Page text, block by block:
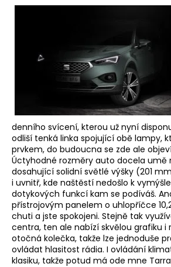
denního svícení, kterou už nyní
odliší tenká linka spojující obě lampy,
prvkem, do budoucna se zde ale
Úctyhodné rozměry auto docela umě
dosahující solidní světlé výšky (201
i uvnitř, kde naštěstí nedošlo k
dotykových funkcí kam se podíváš.
přístrojovým panelem o uhlopříčce
chuti a jste spokojeni. Stejně tak
centra, ten ale nabízí skvělou grafiku i
otočná kolečka, takže lze jednoduše
ovládat hlasitost rádia. I ovládání
klasiku, takže potud má ode mne